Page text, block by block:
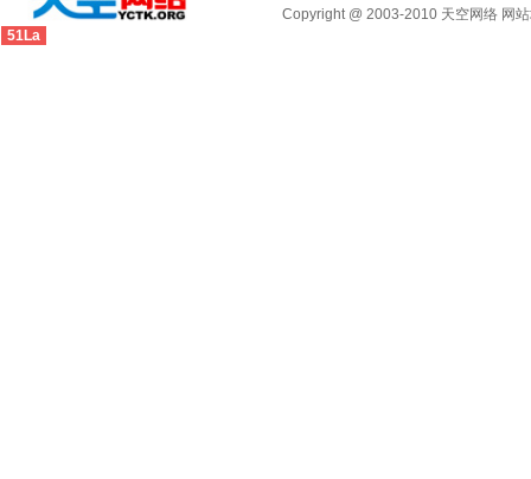
Copyright @ 2003-2010 天空网络 网
51La